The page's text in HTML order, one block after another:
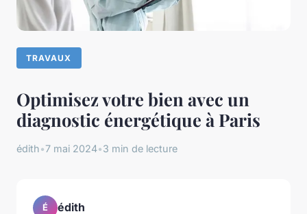
TRAVAUX
Optimisez votre bien avec un
diagnostic énergétique à Paris
édith•7 mai 2024•3 min de lecture
É édith